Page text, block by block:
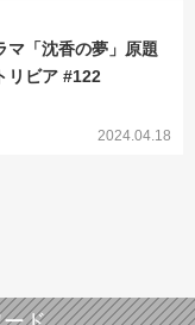
マ「沈香の夢」原題
リビア #122
2024.04.18